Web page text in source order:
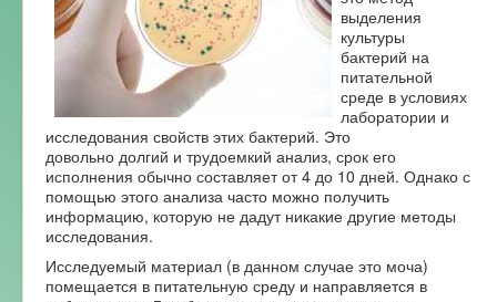
Форум
выделения
культуры
бактерий на
питательной
среде в условиях
лаборатории и
исследования свойств этих бактерий. Это
довольно долгий и трудоемкий анализ, срок его
исполнения обычно составляет от 4 до 10 дней. Однако с
помощью этого анализа часто можно получить
информацию, которую не дадут никакие другие методы
исследования.
Исследуемый материал (в данном случае это моча)
помещается в питательную среду и направляется в